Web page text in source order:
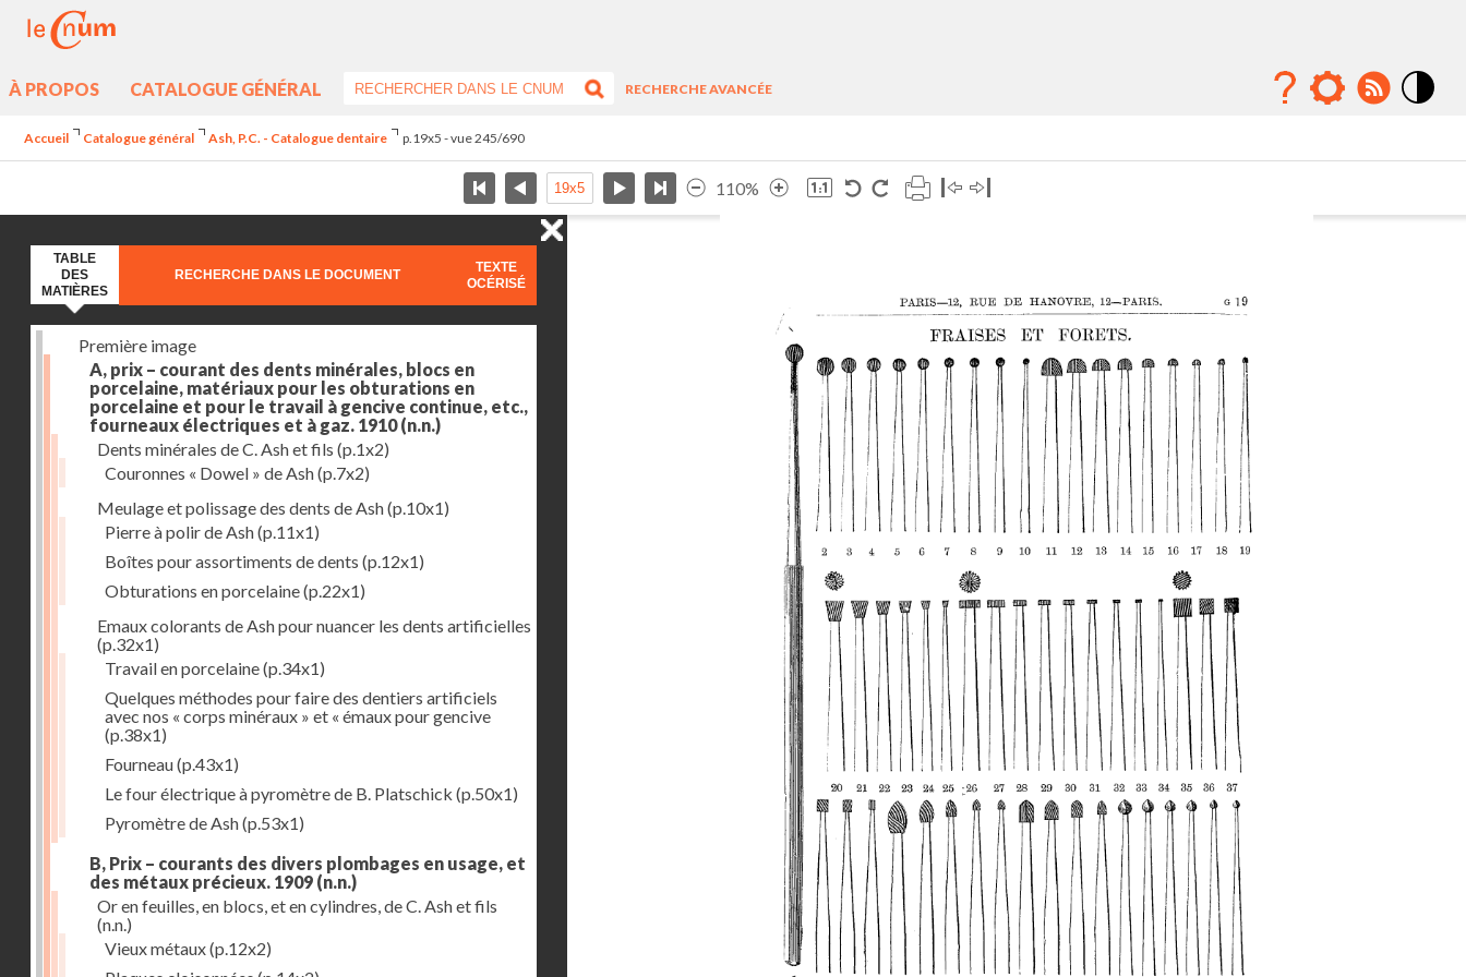
À PROPOS CATALOGUE GÉNÉRAL
RECHERCHE AVANCÉE
Accueil Catalogue général Ash, P.C. - Catalogue dentaire p.19x5 - vue 245/690
110%
TABLE
DES
MATIÈRES
RECHERCHE DANS LE DOCUMENT
TEXTE
OCÉRISÉ
Première image
A, prix – courant des dents minérales, blocs en
porcelaine, matériaux pour les obturations en
porcelaine et pour le travail à gencive continue, etc.,
fourneaux électriques et à gaz. 1910(n.n.)
Dents minérales de C. Ash et fils (p.1x2)
Couronnes « Dowel » de Ash(p.7x2)
Meulage et polissage des dents de Ash(p.10x1)
Pierre à polir de Ash(p.11x1)
Boîtes pour assortiments de dents (p.12x1)
Obturations en porcelaine(p.22x1)
Emaux colorants de Ash pour nuancer les dents artificielles
(p.32x1)
Travail en porcelaine(p.34x1)
Quelques méthodes pour faire des dentiers artificiels
avec nos « corps minéraux » et « émaux pour gencive
(p.38x1)
Fourneau(p.43x1)
Le four électrique à pyromètre de B. Platschick (p.50x1)
Pyromètre de Ash(p.53x1)
B, Prix – courants des divers plombages en usage, et
des métaux précieux. 1909 (n.n.)
Or en feuilles, en blocs, et en cylindres, de C. Ash et fils
(n.n.)
Vieux métaux(p.12x2)